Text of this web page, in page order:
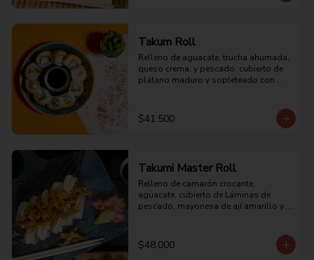
Takum Roll
Relleno de aguacate, trucha ahumada,
queso crema, y pescado, cubierto de
plátano maduro y sopleteado con
$41.500
Takumi Master Roll
Relleno de camarón crocante,
aguacate, cubierto de Láminas de
pescado, mayonesa de ají amarillo y
$48.000